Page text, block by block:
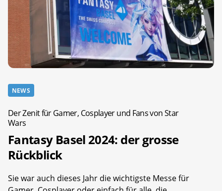
NEWS
Der Zenit für Gamer, Cosplayer und Fans von Star
Wars
Fantasy Basel 2024: der grosse
Rückblick
Sie war auch dieses Jahr die wichtigste Messe für